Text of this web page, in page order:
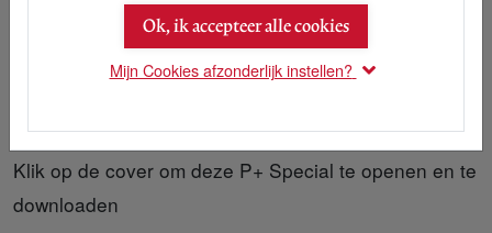
Klik op de cover om deze P+ Special te openen en te
downloaden
Ok, ik accepteer alle cookies
Mijn Cookies afzonderlijk instellen?